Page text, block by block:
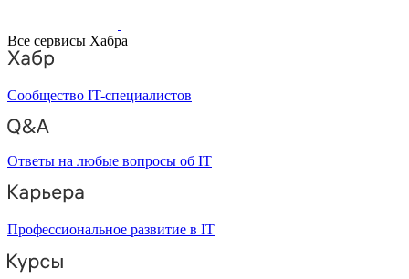
Все сервисы Хабра
Сообщество IT-специалистов
Ответы на любые вопросы об IT
Профессиональное развитие в IT